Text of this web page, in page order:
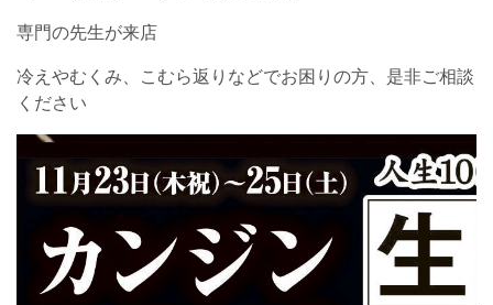
専門の先生が来店
冷えやむくみ、こむら返りなどでお困りの方、是非ご相談
ください